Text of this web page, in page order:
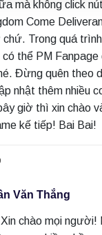
mà không click
Come
Trong quá
thể PM
Đừng quên theo
nhật thêm nhiều
giờ thì xin chào
kế tiếp! Bai Bai!
Văn Thắng
chào mọi người!